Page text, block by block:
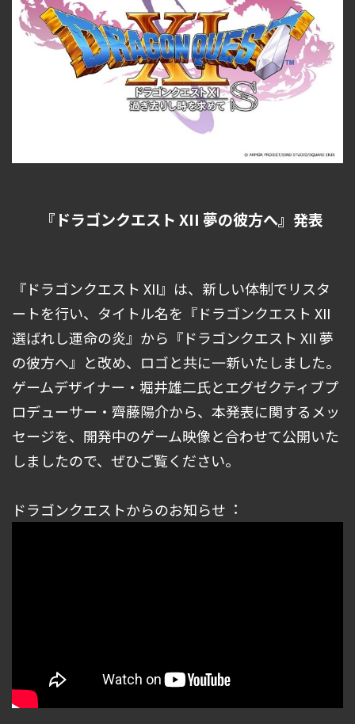
『ドラゴンクエスト XII 夢の彼⽅へ』発表
『ドラゴンクエスト XII』は、新しい体制でリスタ
ートを⾏い、タイトル名を『ドラゴンクエスト XII
選ばれし運命の炎』から『ドラゴンクエスト XII 夢
の彼⽅へ』と改め、ロゴと共に⼀新いたしました。
ゲームデザイナー・堀井雄⼆⽒とエグゼクティブプ
ロデューサー・⿑藤陽介から、本発表に関するメッ
セージを、開発中のゲーム映像と合わせて公開いた
しましたので、ぜひご覧ください。
ドラゴンクエストからのお知らせ︓